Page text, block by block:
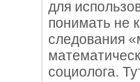
для
понимать не
следования
социолога.